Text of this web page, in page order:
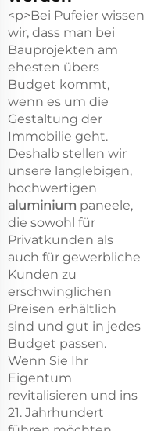
<p>Bei Pufeier wissen
wir, dass man bei
Bauprojekten am
ehesten übers
Budget kommt,
wenn es um die
Gestaltung der
Immobilie geht.
Deshalb stellen wir
unsere langlebigen,
hochwertigen
aluminium paneele,
die sowohl für
Privatkunden als
auch für gewerbliche
Kunden zu
erschwinglichen
Preisen erhältlich
sind und gut in jedes
Budget passen.
Wenn Sie Ihr
Eigentum
revitalisieren und ins
21. Jahrhundert